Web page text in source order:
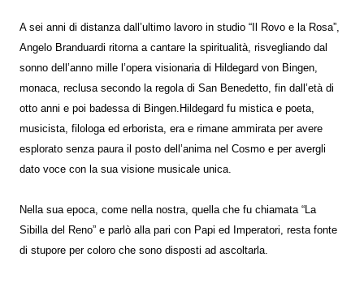
A sei anni di distanza dall’ultimo lavoro in studio “Il Rovo e la Rosa”,
Angelo Branduardi ritorna a cantare la spiritualità, risvegliando dal
sonno dell’anno mille l’opera visionaria di Hildegard von Bingen,
monaca, reclusa secondo la regola di San Benedetto, fin dall’età di
otto anni e poi badessa di Bingen.Hildegard fu mistica e poeta,
musicista, filologa ed erborista, era e rimane ammirata per avere
esplorato senza paura il posto dell’anima nel Cosmo e per avergli
dato voce con la sua visione musicale unica.
Nella sua epoca, come nella nostra, quella che fu chiamata “La
Sibilla del Reno” e parlò alla pari con Papi ed Imperatori, resta fonte
di stupore per coloro che sono disposti ad ascoltarla.